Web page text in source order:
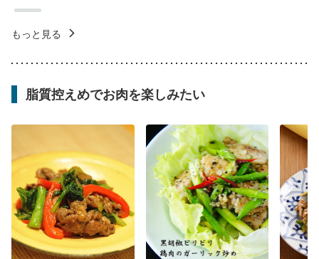
もっと見る
脂質控えめでお肉を楽しみたい